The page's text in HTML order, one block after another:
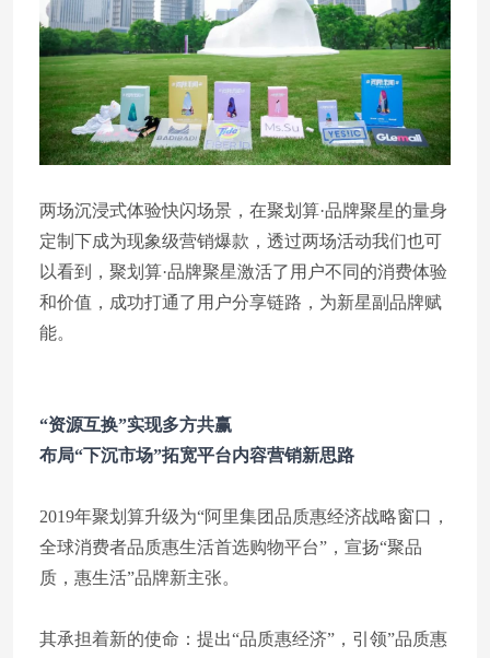
两场沉浸式体验快闪场景，在聚划算·品牌聚星的量身
定制下成为现象级营销爆款，透过两场活动我们也可
以看到，聚划算·品牌聚星激活了用户不同的消费体验
和价值，成功打通了用户分享链路，为新星副品牌赋
能。
“资源互换”实现多方共赢
布局“下沉市场”拓宽平台内容营销新思路
2019年聚划算升级为“阿里集团品质惠经济战略窗口，
全球消费者品质惠生活首选购物平台”，宣扬“聚品
质，惠生活”品牌新主张。
其承担着新的使命：提出“品质惠经济”，引领”品质惠